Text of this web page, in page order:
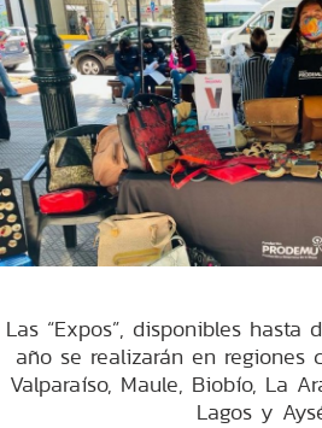
Las “Expos”, disponibles hasta
año se realizarán en regiones
Valparaíso, Maule, Biobío, La
Lagos y